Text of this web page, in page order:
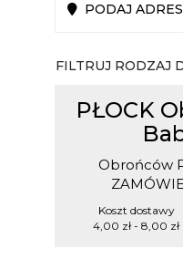
PODAJ
FILTRUJ RODZAJ
PŁOCK
Obrońców
Koszt dostawy
4,00 zł - 8,00 zł